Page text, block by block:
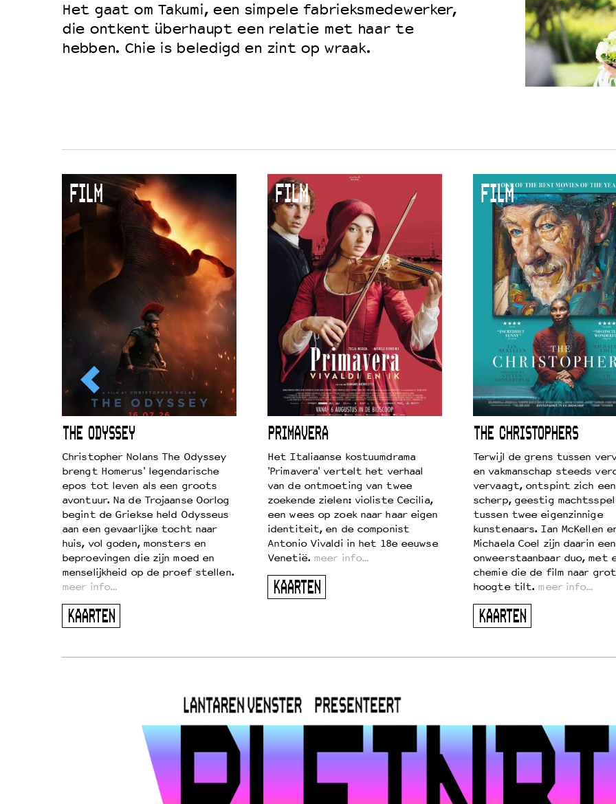
Werken bij
Wie is wie
Integriteits- en gedragscode
Duurzaamheid
Culturele boycot Israël
Ruimte voor artistieke vrijheid – VNPF
Het gaat om Takumi, een simpele fabrieksmedewerker,
die ontkent überhaupt een relatie met haar te
hebben. Chie is beledigd en zint op wraak.
FILM
THE ODYSSEY
Christopher Nolans The Odyssey
brengt Homerus' legendarische
epos tot leven als een groots
avontuur. Na de Trojaanse Oorlog
begint de Griekse held Odysseus
aan een gevaarlijke tocht naar
huis, vol goden, monsters en
beproevingen die zijn moed en
menselijkheid op de proef stellen.
meer info…
KAARTEN
FILM
PRIMAVERA
Het Italiaanse kostuumdrama
'Primavera' vertelt het verhaal
van de ontmoeting van twee
zoekende zielen: violiste Cecilia,
een wees op zoek naar haar eigen
identiteit, en de componist
Antonio Vivaldi in het 18e eeuwse
Venetië. meer info…
KAARTEN
FILM
THE CHRISTOPHERS
Terwijl de grens tussen
en vakmanschap steeds
vervaagt, ontspint zich een
scherp, geestig machtsspel
tussen twee eigenzinnige
kunstenaars. Ian McKellen
Michaela Coel zijn daarin een
onweerstaanbaar duo, met
chemie die de film naar
hoogte tilt. meer info…
KAARTEN